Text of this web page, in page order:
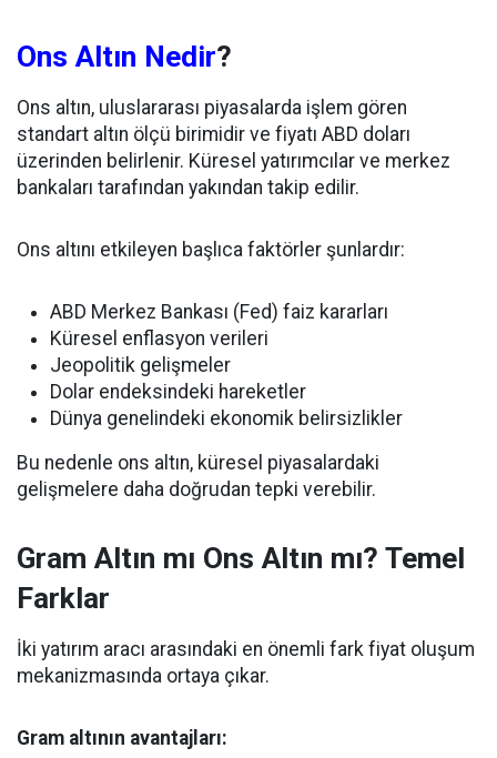
Ons Altın Nedir?
Ons altın, uluslararası piyasalarda işlem gören
standart altın ölçü birimidir ve fiyatı ABD doları
üzerinden belirlenir. Küresel yatırımcılar ve merkez
bankaları tarafından yakından takip edilir.
Ons altını etkileyen başlıca faktörler şunlardır:
ABD Merkez Bankası (Fed) faiz kararları
Küresel enflasyon verileri
Jeopolitik gelişmeler
Dolar endeksindeki hareketler
Dünya genelindeki ekonomik belirsizlikler
Bu nedenle ons altın, küresel piyasalardaki
gelişmelere daha doğrudan tepki verebilir.
Gram Altın mı Ons Altın mı? Temel
Farklar
İki yatırım aracı arasındaki en önemli fark fiyat oluşum
mekanizmasında ortaya çıkar.
Gram altının avantajları: